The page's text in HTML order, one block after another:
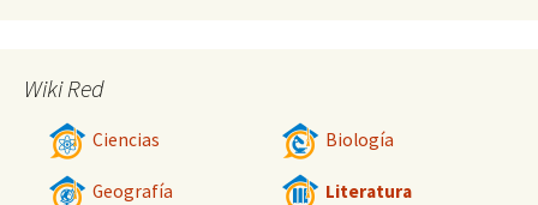
Wiki Red
Ciencias Biología
Geografía Literatura